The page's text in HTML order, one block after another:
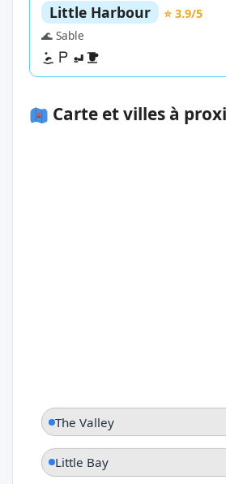
Little Harbour
⭐ 3.9/5
🌊 Sable
Carte et villes à
The Valley
Little Bay